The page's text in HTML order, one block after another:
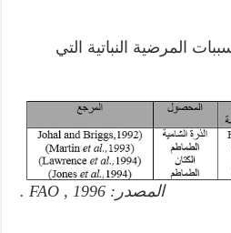
المرضية النباتية التي
المصدر: FAO , 1996 .